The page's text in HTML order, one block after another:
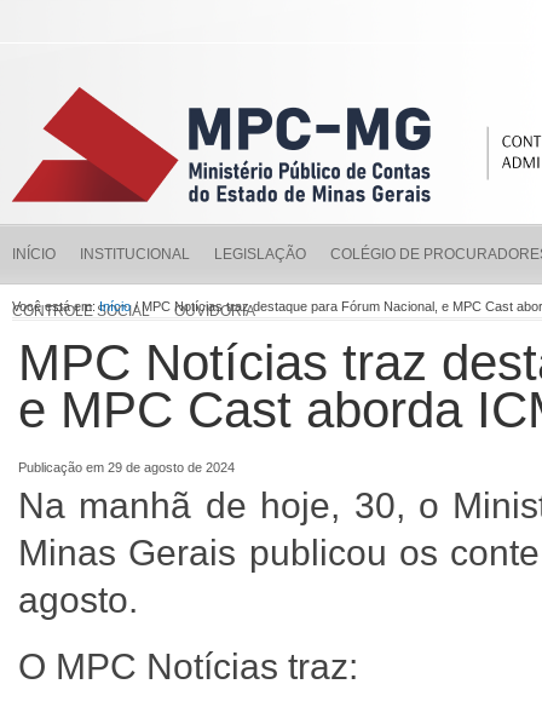
INÍCIO INSTITUCIONAL LEGISLAÇÃO COLÉGIO DE
CONTROLE SOCIAL OUVIDORIA
Você está em:Início/ MPC Notícias traz destaque para Fórum Nacional, e MPC Cast
MPC Notícias traz
e MPC Cast aborda
Publicação em 29 de agosto de 2024
Na manhã de hoje, 30, o
Minas Gerais publicou os
agosto.
O MPC Notícias traz: